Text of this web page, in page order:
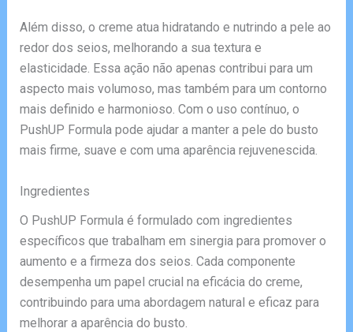
Além disso, o creme atua hidratando e nutrindo a pele ao
redor dos seios, melhorando a sua textura e
elasticidade. Essa ação não apenas contribui para um
aspecto mais volumoso, mas também para um contorno
mais definido e harmonioso. Com o uso contínuo, o
PushUP Formula pode ajudar a manter a pele do busto
mais firme, suave e com uma aparência rejuvenescida.
Ingredientes
O PushUP Formula é formulado com ingredientes
específicos que trabalham em sinergia para promover o
aumento e a firmeza dos seios. Cada componente
desempenha um papel crucial na eficácia do creme,
contribuindo para uma abordagem natural e eficaz para
melhorar a aparência do busto.